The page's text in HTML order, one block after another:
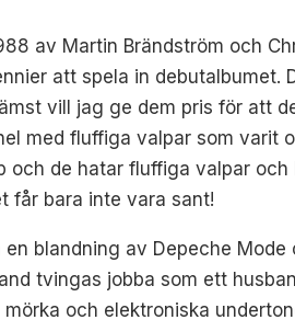
av Martin Brändström och
att spela in debutalbumet.
vill jag ge dem pris för att
med fluffiga valpar som varit
och de hatarfluffiga valpar och
får bara inte vara sant!
blandning av Depeche
tvingas jobba som ett
och elektroniska